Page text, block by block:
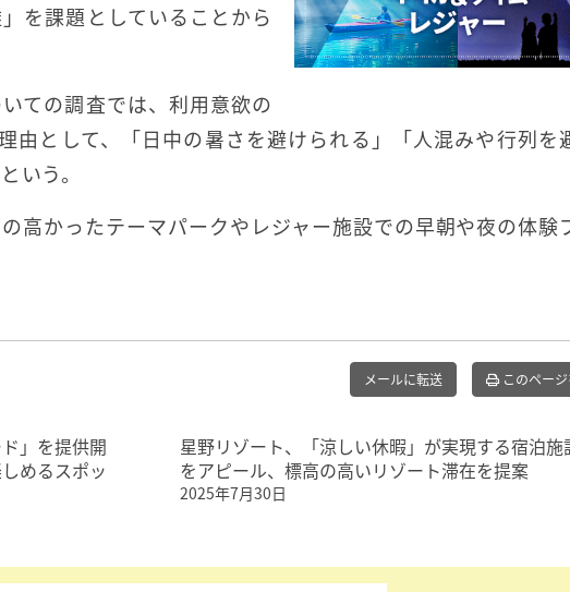
を課題としていることから
ての調査では、利用意欲の
由として、「日中の暑さを避けられる」「人混みや行列を
いう。
高かったテーマパークやレジャー施設での早朝や夜の体験
メールに転送 このペー
」を提供開
めるスポッ
星野リゾート、「涼しい休暇」が実現する宿泊施
をアピール、標高の高いリゾート滞在を提案
2025年7月30日